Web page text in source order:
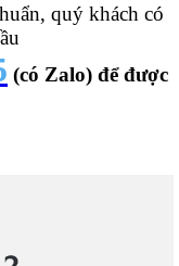
quý khách có
(có Zalo) để được